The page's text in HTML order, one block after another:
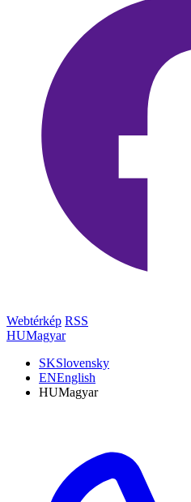
Webtérkép RSS
HUMagyar
SKSlovensky
ENEnglish
HUMagyar